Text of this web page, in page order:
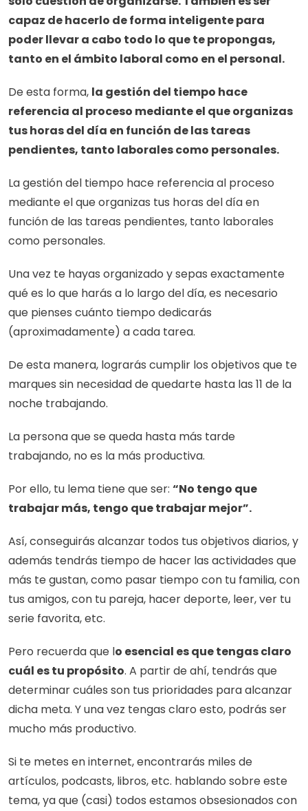
capaz de hacerlo de forma inteligente para
poder llevar a cabo todo lo que te propongas,
tanto en el ámbito laboral como en el personal.
De esta forma, la gestión del tiempo hace
referencia al proceso mediante el que organizas
tus horas del día en función de las tareas
pendientes, tanto laborales como personales.
La gestión del tiempo hace referencia al proceso
mediante el que organizas tus horas del día en
función de las tareas pendientes, tanto laborales
como personales.
Una vez te hayas organizado y sepas exactamente
qué es lo que harás a lo largo del día, es necesario
que pienses cuánto tiempo dedicarás
(aproximadamente) a cada tarea.
De esta manera, lograrás cumplir los objetivos que te
marques sin necesidad de quedarte hasta las 11 de la
noche trabajando.
La persona que se queda hasta más tarde
trabajando, no es la más productiva.
Por ello, tu lema tiene que ser: “No tengo que
trabajar más, tengo que trabajar mejor”.
Así, conseguirás alcanzar todos tus objetivos diarios, y
además tendrás tiempo de hacer las actividades que
más te gustan, como pasar tiempo con tu familia, con
tus amigos, con tu pareja, hacer deporte, leer, ver tu
serie favorita, etc.
Pero recuerda que lo esencial es que tengas claro
cuál es tu propósito. A partir de ahí, tendrás que
determinar cuáles son tus prioridades para alcanzar
dicha meta. Y una vez tengas claro esto, podrás ser
mucho más productivo.
Si te metes en internet, encontrarás miles de
artículos, podcasts, libros, etc. hablando sobre este
tema, ya que (casi) todos estamos obsesionados con